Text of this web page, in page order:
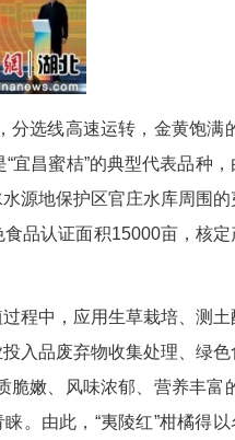
获“出口开拓单位”表
吨。大会现场，王恩